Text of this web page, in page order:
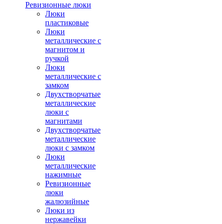
Ревизионные люки
Люки
пластиковые
Люки
металлические с
магнитом и
ручкой
Люки
металлические с
замком
Двухстворчатые
металлические
люки с
магнитами
Двухстворчатые
металлические
люки с замком
Люки
металлические
нажимные
Ревизионные
люки
жалюзийные
Люки из
нержавейки